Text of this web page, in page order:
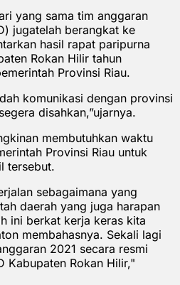
yang sama tim anggaran
jugatelah berangkat ke
hasil rapat paripurna
Rokan Hilir tahun
Provinsi Riau.
komunikasi dengan provinsi
disahkan,”ujarnya.
membutuhkan waktu
Provinsi Riau untuk
tersebut.
sebagaimana yang
daerah yang juga harapan
ini berkat kerja keras kita
membahasnya. Sekali lagi
2021 secara resmi
Kabupaten Rokan Hilir,"